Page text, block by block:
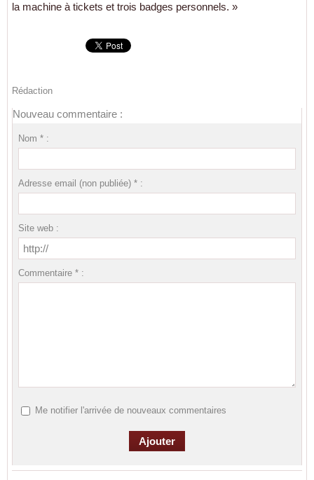
la machine à tickets et trois badges personnels. »
Rédaction
Nouveau commentaire :
Nom * :
Adresse email (non publiée) * :
Site web :
Commentaire * :
Me notifier l'arrivée de nouveaux commentaires